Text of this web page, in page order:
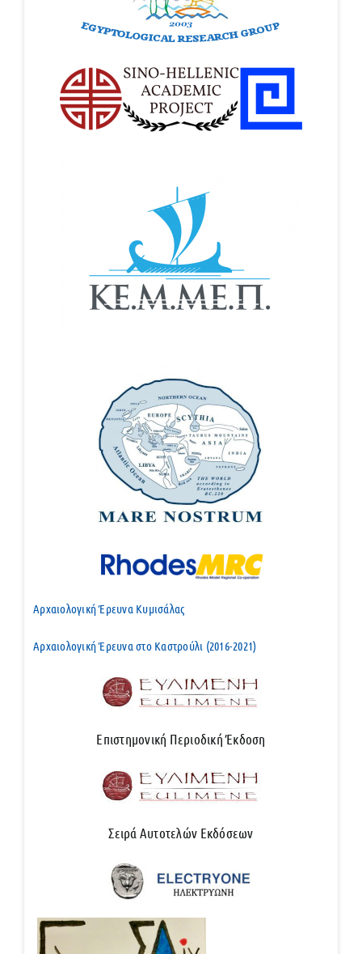
Αρχαιολογική Έρευνα Κυμισάλας
Αρχαιολογική Έρευνα στο Καστρούλι (2016-2021)
Επιστημονική Περιοδική Έκδοση
Σειρά Αυτοτελών Εκδόσεων